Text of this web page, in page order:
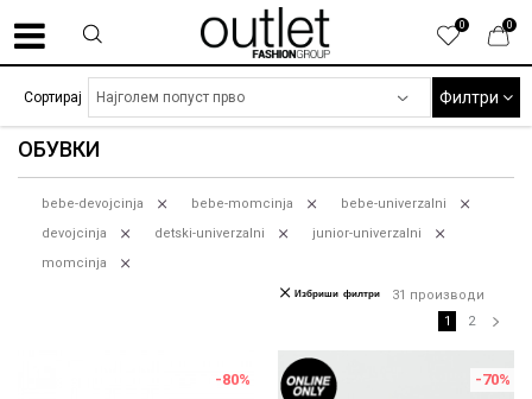
0
0
ОБУВКИ
Сортирај Филтри
bebe-devojcinja bebe-momcinja
bebe-univerzalni
devojcinja
detski-univerzalni
junior-univerzalni
momcinja
31 производи
Избриши филтри
1 2
-80% -70%